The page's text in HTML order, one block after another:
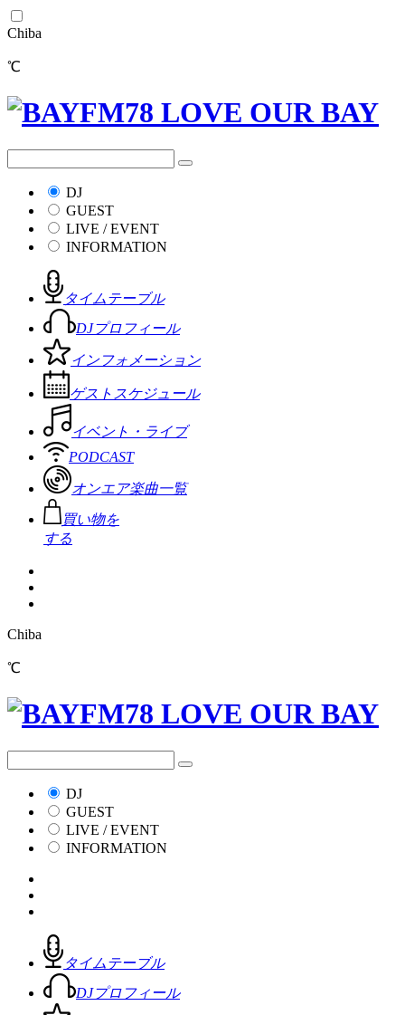
Chiba
℃
DJ
GUEST
LIVE / EVENT
INFORMATION
タイムテーブル
DJプロフィール
インフォメーション
ゲストスケジュール
イベント・ライブ
PODCAST
オンエア楽曲一覧
買い物を
する
Chiba
℃
DJ
GUEST
LIVE / EVENT
INFORMATION
タイムテーブル
DJプロフィール